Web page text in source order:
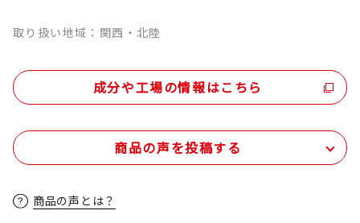
取り扱い地域：関西・北陸
成分や工場の情報はこちら
商品の声を投稿する
商品の声とは？